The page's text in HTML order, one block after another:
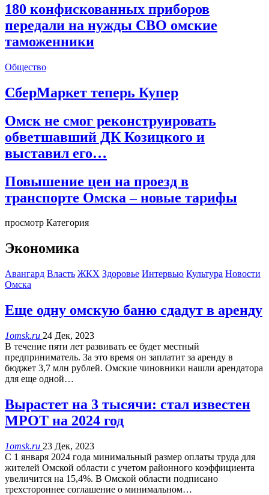
180 конфискованных приборов
передали на нужды СВО омские
таможенники
Общество
СберМаркет теперь Купер
Омск не смог реконструировать
обветшавший ДК Козицкого и
выставил его…
Повышение цен на проезд в
транспорте Омска – новые тарифы
просмотр Категория
Экономика
Авангард Власть ЖКХ Здоровье Интервью Культура Новости
Омска
Еще одну омскую баню сдадут в аренду
1omsk.ru 24 Дек, 2023
В течение пяти лет развивать ее будет местный
предприниматель. За это время он заплатит за аренду в
бюджет 3,7 млн рублей. Омские чиновники нашли арендатора
для еще одной…
Вырастет на 3 тысячи: стал известен
МРОТ на 2024 год
1omsk.ru 23 Дек, 2023
С 1 января 2024 года минимальный размер оплаты труда для
жителей Омской области с учетом районного коэффициента
увеличится на 15,4%. В Омской области подписано
трехстороннее соглашение о минимальном…